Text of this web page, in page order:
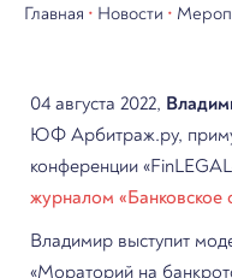
Главная • Новости •
04 августа 2022,
ЮФ Арбитраж.ру,
конференции
журналом «Банковское
Владимир выступит
«Мораторий на